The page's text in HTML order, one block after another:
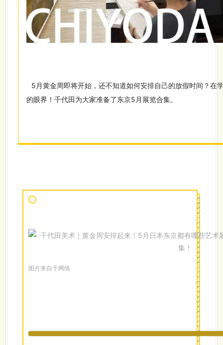
5 月黄金周即将开始，还不知道如何安排自己的放假时间？在
的眼界！千代田为大家准备了东京5月展览合集。
图片来自于网络